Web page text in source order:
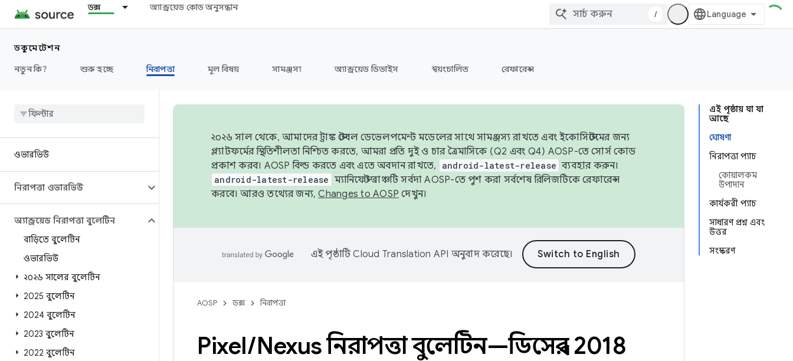
ডক্স অ্যান্ড্রয়েড কোড অনুসন্ধান
/
ডকুমেন্টেশন
নতুন কি?
শুরু হচ্ছে নিরাপত্তা মূল বিষয় সামঞ্জস্য অ্যান্ড্রয়েড ডিভাইস স্বয়ংচালিত রেফারেন্স
ওভারভিউ
নিরাপত্তা ওভারভিউ
অ্যান্ড্রয়েড নিরাপত্তা বুলেটিন
বাড়িতে বুলেটিন
ওভারভিউ
২০২৬ সালের বুলেটিন
2025 বুলেটিন
2024 বুলেটিন
2023 বুলেটিন
2022 বুলেটিন
এই পৃষ্ঠায় যা যা
আছে
ঘোষণা
নিরাপত্তা প্যাচ
কোয়ালকম
উপাদান
কার্যকরী প্যাচ
সাধারণ প্রশ্ন এবং
উত্তর
সংস্করণ
২০২৬ সাল থেকে, আমাদের ট্রাঙ্ক স্টেবল ডেভেলপমেন্ট মডেলের সাথে সামঞ্জস্য রাখতে এবং ইকোসিস্টেমের জন্য
প্ল্যাটফর্মের স্থিতিশীলতা নিশ্চিত করতে, আমরা প্রতি দুই ও চার ত্রৈমাসিকে (Q2 এবং Q4) AOSP-তে সোর্স কোড
প্রকাশ করব। AOSP বিল্ড করতে এবং এতে অবদান রাখতে,
android-latest-release ব্যবহার করুন।
android-latest-release ম্যানিফেস্ট ব্রাঞ্চটি সর্বদা AOSP-তে পুশ করা সর্বশেষ রিলিজটিকে রেফারেন্স
করবে। আরও তথ্যের জন্য,Changes to AOSP দেখুন।
এই পৃষ্ঠাটিCloud Translation API অনুবাদ করেছে।
AOSP ডক্স নিরাপত্তা
Pixel/Nexus নিরাপত্তা বুলেটিন—ডিসেম্বর 2018